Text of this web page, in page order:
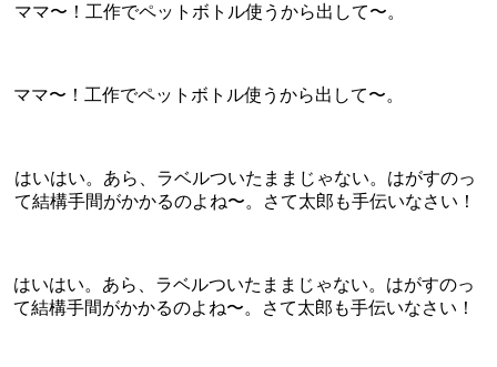
ママ〜！工作でペットボトル使うから出して〜。
ママ〜！工作でペットボトル使うから出して〜。
はいはい。あら、ラベルついたままじゃない。はがすのっ
て結構手間がかかるのよね〜。さて太郎も手伝いなさい！
はいはい。あら、ラベルついたままじゃない。はがすのっ
て結構手間がかかるのよね〜。さて太郎も手伝いなさい！